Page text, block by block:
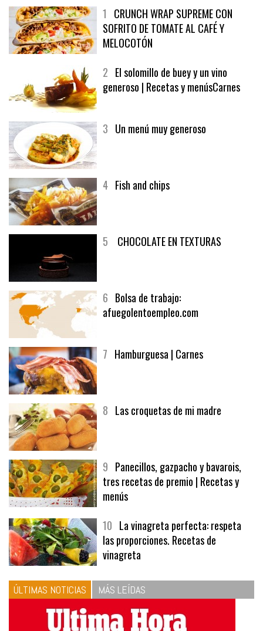
1CRUNCH WRAP SUPREME CON
SOFRITO DE TOMATE AL CAFÉ Y
MELOCOTÓN
2El solomillo de buey y un vino
6Bolsa de trabajo:
9Panecillos, gazpacho y bavarois,
tres recetas de premio | Recetas y
menús
10La vinagreta perfecta: respeta
las proporciones. Recetas de
vinagreta
ÚLTIMAS NOTICIAS MÁS LEÍDAS